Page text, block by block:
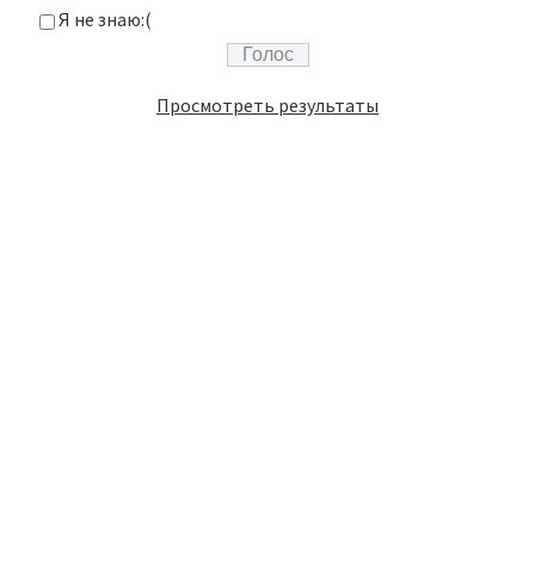
Я не знаю:(
Просмотреть результаты